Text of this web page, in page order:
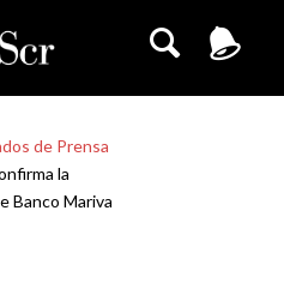
de Prensa
la
Banco Mariva